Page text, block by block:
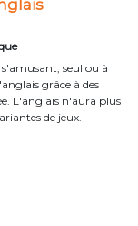
seul ou à
grâce à des
L'anglais n'aura plus
de jeux.